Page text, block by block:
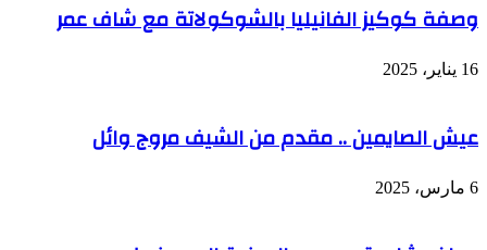
وصفة كوكيز الفانيليا بالشوكولاتة مع شاف عمر
16 يناير، 2025
عيش الصايمين .. مقدم من الشيف مروج وائل
6 مارس، 2025